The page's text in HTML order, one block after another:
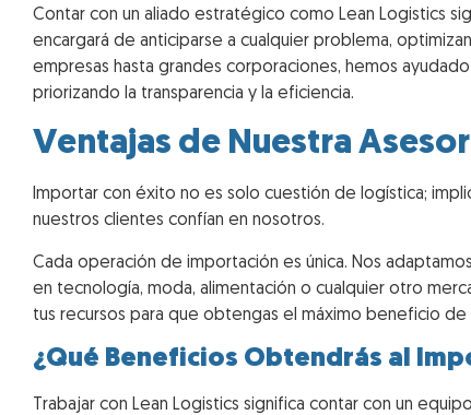
Contar con un aliado estratégico como Lean Logistics
encargará de anticiparse a cualquier problema,
empresas hasta grandes corporaciones, hemos
priorizando la transparencia y la eficiencia.
Ventajas de Nuestra
Importar con éxito no es solo cuestión de logística;
nuestros clientes confían en nosotros.
Cada operación de importación es única. Nos
en tecnología, moda, alimentación o cualquier otro
tus recursos para que obtengas el máximo beneficio de
¿Qué Beneficios Obtendrás al
Trabajar con Lean Logistics significa contar con un